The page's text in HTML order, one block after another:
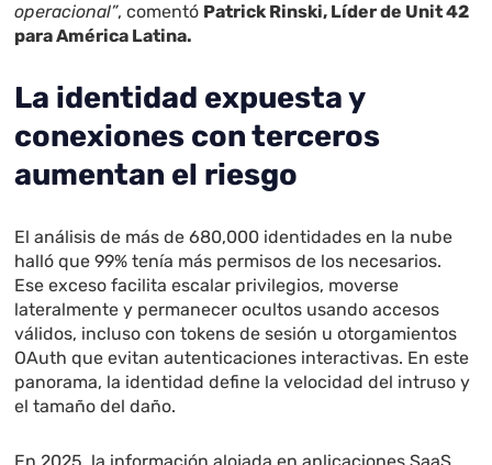
operacional”, comentó Patrick Rinski, Líder de Unit 42
para América Latina.
La identidad expuesta y
conexiones con terceros
aumentan el riesgo
El análisis de más de 680,000 identidades en la nube
halló que 99% tenía más permisos de los necesarios.
Ese exceso facilita escalar privilegios, moverse
lateralmente y permanecer ocultos usando accesos
válidos, incluso con tokens de sesión u otorgamientos
OAuth que evitan autenticaciones interactivas. En este
panorama, la identidad define la velocidad del intruso y
el tamaño del daño.